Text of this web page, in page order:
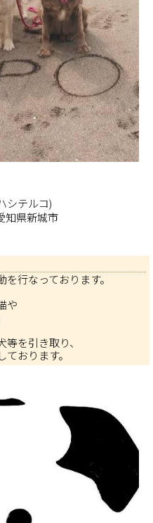
シテルコ)
知県新城市
行なっております。
や
を引き取り、
おります。